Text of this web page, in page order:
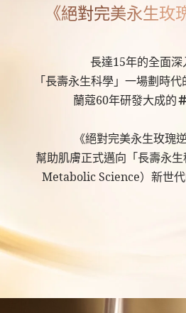
《絕對完美永生玫
長達15年的全面深
「長壽永生科學」一場劃時
蘭蔻60年研發大成的
《絕對完美永生玫瑰
幫助肌膚正式邁向「長壽永
Metabolic Science）新世代